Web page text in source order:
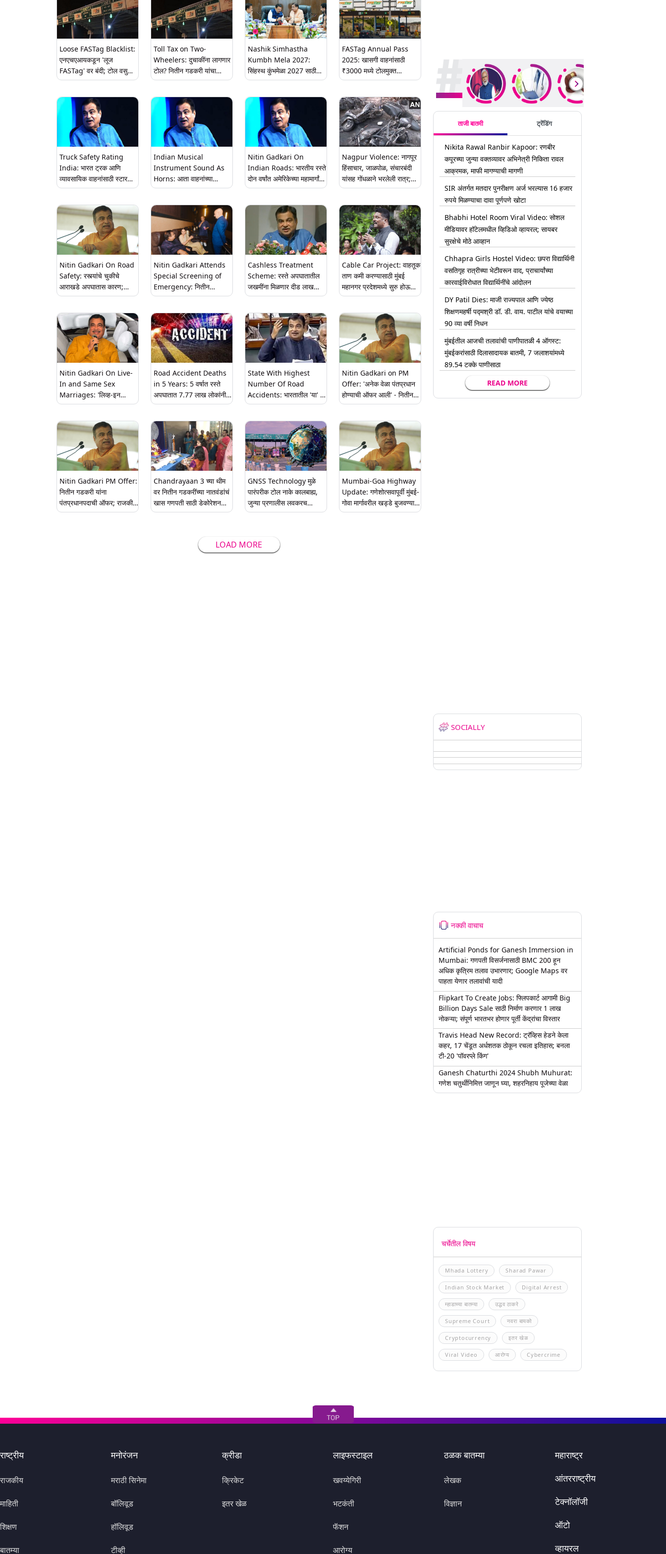
Loose FASTag Blacklist:
एनएचएआयकडून 'लूज
FASTag' वर बंदी; टोल वसुलीत
पारदर्शकता आणि वेग सुनिश्चित
Toll Tax on Two-
Wheelers: दुचाकींना लागणार
टोल? नितीन गडकरी यांचा
तत्काळ खुलासा, म्हणाले 'सवलत
Nashik Simhastha
Kumbh Mela 2027:
सिंहस्थ कुंभमेळा 2027 साठी
Nitin Gadkari यांची
नाशिकला मिळणार रिंग रोड आणि
सहा मार्गिका महामार्ग
FASTag Annual Pass
2025: खासगी वाहनांसाठी
₹3000 मध्ये टोलमुक्त
प्रवासाची योजना 15
Truck Safety Rating
India: भारत ट्रक आणि
व्यावसायिक वाहनांसाठी स्टार
सेफ्टी रेटिंग प्रणाली राबवणार-
Indian Musical
Instrument Sound As
Horns: आता वाहनांच्या
हॉर्नमधून येणार बासुरी, तबला,
वाद्यांचा आवाज; रस्त्यावरील
अनुभव सुखद करण्यासाठी
Minister Nitin Gadkari
यांचा नवा प्रस्ताव
Nitin Gadkari On
Indian Roads: भारतीय रस्ते
दोन वर्षांत अमेरिकेच्या महामार्गांना
मागे टाकतील- नितीन गडकरी
Nagpur Violence: नागपूर
हिंसाचार, जाळपोळ, संचारबंदी
यांसह गोंधळाने भरलेली रात्र;
काय घडले?
Nitin Gadkari On Road
Safety: रस्त्यांचे चुकीचे
आराखडे अपघातास कारण;
नितीन गडकरी यांचे अभियंत्यांवर
Nitin Gadkari Attends
Special Screening of
Emergency: नितीन
गडकरींची कंगना राणौत आणि
'इमर्जन्सी' चित्रपटाच्या स्पेशल
स्क्रीनिंगला उपस्थिती
Cashless Treatment
Scheme: रस्ते अपघातातील
जखमींना मिळणार दीड लाख
रुपयांची मोफत 'कॅशलेस' उपचार
जाहीर केली योजना, जाणून घ्या
सविस्तर
Cable Car Project: वाहतूक
ताण कमी करण्यासाठी मुंबई
महानगर प्रदेशमध्ये सुरु होऊ
शकतो केबल कार प्रकल्प;
Sarnaik करणार नितीन
गडकरींशी चर्चा
Nitin Gadkari On Live-
In and Same Sex
Marriages: 'लिव्ह-इन
रिलेशनशिप आणि समलैंगिक
नितीन गडकरींनी व्यक्त केली
Road Accident Deaths
in 5 Years: 5 वर्षात रस्ते
अपघातात 7.77 लाख लोकांनी
गमावला जीव; रस्ते वाहतूक आणि
State With Highest
Number Of Road
Accidents: भारतातील 'या' 4
राज्यांमध्ये सर्वाधिक रस्ते
संसदेत दिली माहिती
Nitin Gadkari on PM
Offer: 'अनेक वेळा पंतप्रधान
होण्याची ऑफर आली' - नितीन
गडकरी
Nitin Gadkari PM Offer:
नितीन गडकरी यांना
पंतप्रधानपदाची ऑफर; राजकीय
वर्तुळात खळबळ
Chandrayaan 3 च्या थीम
वर नितीन गडकरींच्या नातवंडांचं
खास गणपती साठी डेकोरेशन
आणि सेलिब्रेशन Watch
GNSS Technology मुळे
पारंपरीक टोल नाके कालबाह्य,
जुन्या प्रणालीस लवकरच
Goodbye
Mumbai-Goa Highway
Update: गणेशोत्सवापूर्वी मुंबई-
गोवा मार्गावरील खड्डे बुजवण्यात
येतील; डिसेंबरपर्यंत
LOAD MORE
ताजी बातमी ट्रेंडिंग
Nikita Rawal Ranbir Kapoor: रणबीर
कपूरच्या जुन्या वक्तव्यावर अभिनेत्री निकिता रावल
आक्रमक, माफी मागण्याची मागणी
SIR अंतर्गत मतदार पुनरीक्षण अर्ज भरल्यास 16 हजार
रुपये मिळण्याचा दावा पूर्णपणे खोटा
Bhabhi Hotel Room Viral Video: सोशल
मीडियावर हॉटेलमधील व्हिडिओ व्हायरल; सायबर
सुरक्षेचे मोठे आव्हान
Chhapra Girls Hostel Video: छपरा विद्यार्थिनी
वसतिगृह रात्रीच्या भेटीवरून वाद, प्राचार्यांच्या
कारवाईविरोधात विद्यार्थिनींचे आंदोलन
DY Patil Dies: माजी राज्यपाल आणि ज्येष्ठ
शिक्षणमहर्षी पद्मश्री डॉ. डी. वाय. पाटील यांचे वयाच्या
90 व्या वर्षी निधन
मुंबईतील आजची तलावांची पाणीपातळी 4 ऑगस्ट:
मुंबईकरांसाठी दिलासादायक बातमी, 7 जलाशयांमध्ये
89.54 टक्के पाणीसाठा
READ MORE
SOCIALLY
नक्की वाचाच
Artificial Ponds for Ganesh Immersion in
Mumbai: गणपती विसर्जनासाठी BMC 200 हून
अधिक कृत्रिम तलाव उभारणार; Google Maps वर
पाहता येणार तलावांची यादी
Flipkart To Create Jobs: फ्लिपकार्ट आगामी Big
Billion Days Sale साठी निर्माण करणार 1 लाख
नोकऱ्या; संपूर्ण भारतभर होणार पूर्ती केंद्रांचा विस्तार
Travis Head New Record: ट्रॅव्हिस हेडने केला
कहर, 17 चेंडूत अर्धशतक ठोकून रचला इतिहास; बनला
टी-20 'पॉवरप्ले किंग'
Ganesh Chaturthi 2024 Shubh Muhurat:
गणेश चतुर्थीनिमित्त जाणून घ्या, शहरनिहाय पूजेच्या वेळा
चर्चेतील विषय
Mhada Lottery Sharad Pawar
Indian Stock Market Digital Arrest
म्हाडाच्या बातम्या उद्धव ठाकरे
Supreme Court नवरा बायको
Cryptocurrency इतर खेळ
Viral Video आरोग्य Cybercrime
राष्ट्रीय
राजकीय
माहिती
शिक्षण
बातम्या
मनोरंजन
मराठी सिनेमा
बॉलिवूड
हॉलिवूड
टीव्ही
क्रीडा
क्रिकेट
इतर खेळ
लाइफस्टाइल
खवय्येगिरी
भटकंती
फॅशन
आरोग्य
ठळक बातम्या
लेखक
विज्ञान
महाराष्ट्र
आंतरराष्ट्रीय
टेक्नॉलॉजी
ऑटो
व्हायरल